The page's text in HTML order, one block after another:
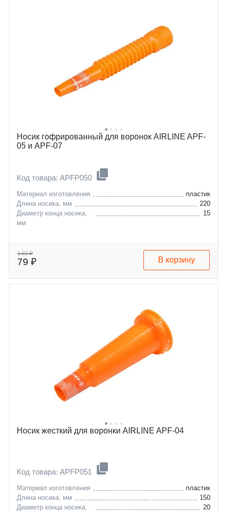
Носик гофрированный для воронок AIRLINE APF-
05 и APF-07
Код товара: APFP050
Материал изготовления
пластик
Длина носика, мм
220
Диаметр конца носика,
мм
15
140 ₽
79 ₽ В корзину
Носик жесткий для воронки AIRLINE APF-04
Код товара: APFP051
Материал изготовления
пластик
Длина носика, мм
150
Диаметр конца носика,
20